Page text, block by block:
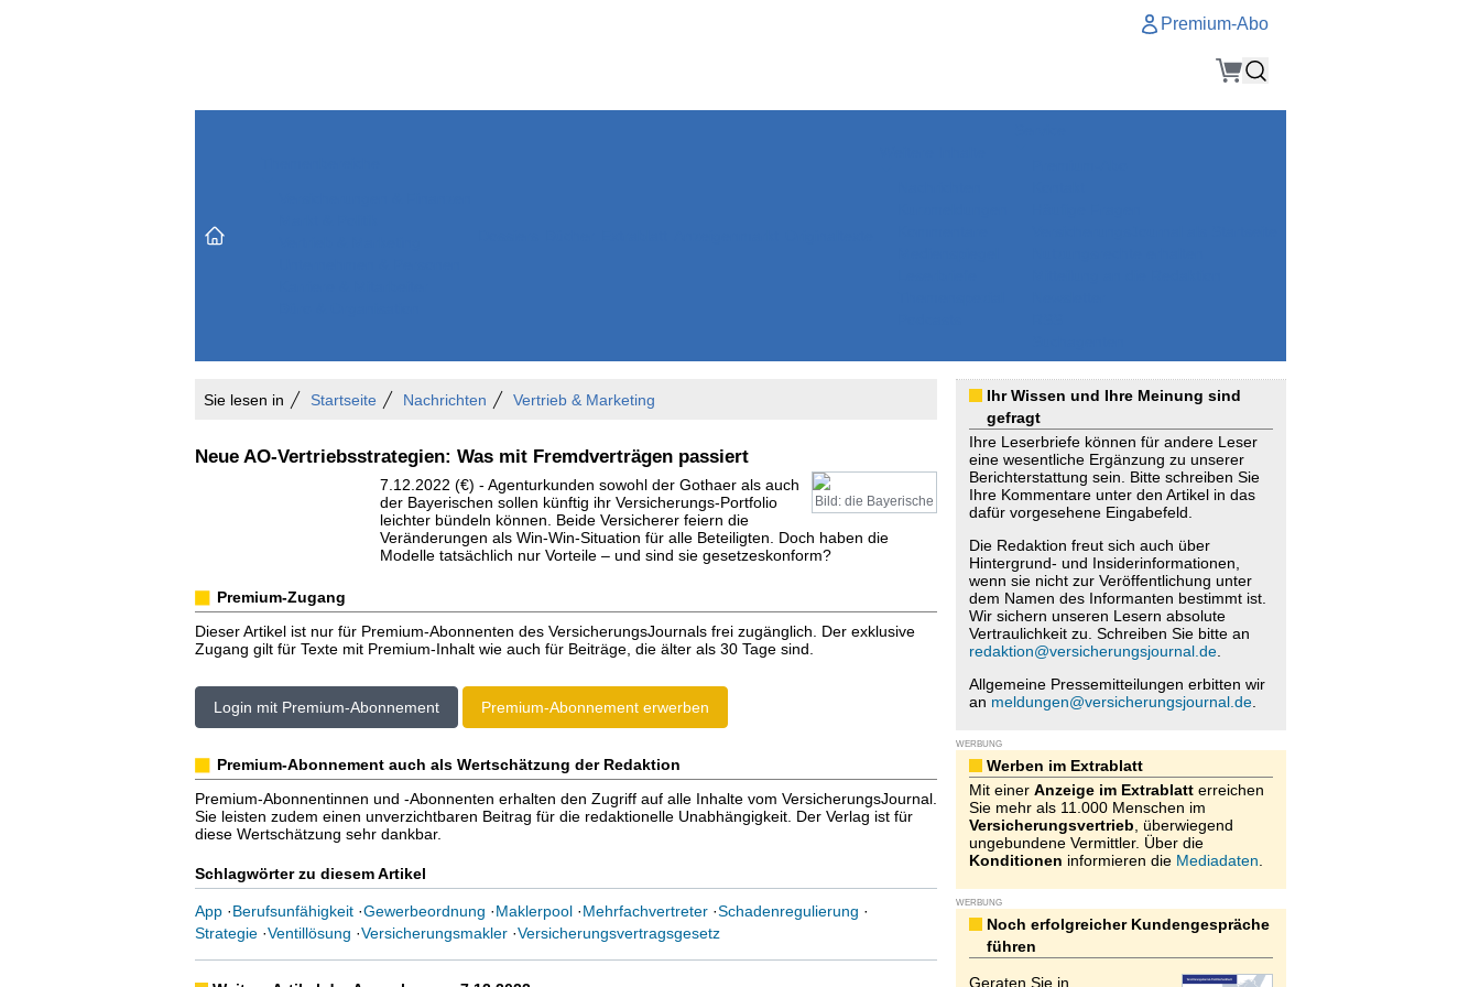
Premium-Abo
Sie lesen in Startseite Nachrichten Vertrieb & Marketing
Neue AO-Vertriebsstrategien: Was mit Fremdverträgen passiert
Bild: die Bayerische
7.12.2022 (€) - Agenturkunden sowohl der Gothaer als auch
der Bayerischen sollen künftig ihr Versicherungs-Portfolio
leichter bündeln können. Beide Versicherer feiern die
Veränderungen als Win-Win-Situation für alle Beteiligten. Doch haben die
Modelle tatsächlich nur Vorteile – und sind sie gesetzeskonform?
Premium-Zugang
Dieser Artikel ist nur für Premium-Abonnenten des VersicherungsJournals frei zugänglich. Der exklusive
Zugang gilt für Texte mit Premium-Inhalt wie auch für Beiträge, die älter als 30 Tage sind.
Login mit Premium-Abonnement Premium-Abonnement erwerben
Premium-Abonnement auch als Wertschätzung der Redaktion
Premium-Abonnentinnen und -Abonnenten erhalten den Zugriff auf alle Inhalte vom VersicherungsJournal.
Sie leisten zudem einen unverzichtbaren Beitrag für die redaktionelle Unabhängigkeit. Der Verlag ist für
diese Wertschätzung sehr dankbar.
Schlagwörter zu diesem Artikel
App·Berufsunfähigkeit·Gewerbeordnung ·Maklerpool·Mehrfachvertreter·Schadenregulierung ·
Strategie·Ventillösung ·Versicherungsmakler·Versicherungsvertragsgesetz
Ihr Wissen und Ihre Meinung sind
gefragt
Ihre Leserbriefe können für andere Leser
eine wesentliche Ergänzung zu unserer
Berichterstattung sein. Bitte schreiben Sie
Ihre Kommentare unter den Artikel in das
dafür vorgesehene Eingabefeld.
Die Redaktion freut sich auch über
Hintergrund- und Insiderinformationen,
wenn sie nicht zur Veröffentlichung unter
dem Namen des Informanten bestimmt ist.
Wir sichern unseren Lesern absolute
Vertraulichkeit zu. Schreiben Sie bitte an
redaktion@versicherungsjournal.de.
Allgemeine Pressemitteilungen erbitten wir
an meldungen@versicherungsjournal.de.
WERBUNG
Werben im Extrablatt
Mit einer Anzeige im Extrablatterreichen
Sie mehr als 11.000 Menschen im
Versicherungsvertrieb , überwiegend
ungebundene Vermittler. Über die
Konditionen informieren die Mediadaten
WERBUNG
Noch erfolgreicher Kundengespräche
führen
Geraten Sie in